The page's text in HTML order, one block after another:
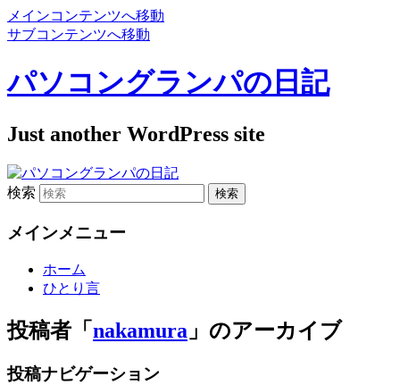
メインコンテンツへ移動
サブコンテンツへ移動
パソコングランパの日記
Just another WordPress site
検索
メインメニュー
ホーム
ひとり言
投稿者「 nakamura 」のアーカイブ
投稿ナビゲーション